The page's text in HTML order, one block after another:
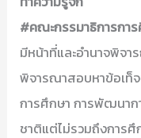
#คณะกรรมาธิการกา
มีหน้าที่และอำนาจพิจ
พิจารณาสอบหาข้อเท็
การศึกษา การพัฒนาก
ชาติแต่ไม่รวมถึงการ